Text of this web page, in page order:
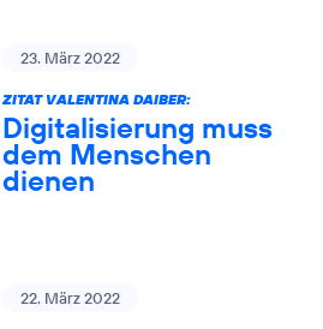
23. März 2022
ZITAT VALENTINA DAIBER:
Digitalisierung muss
dem Menschen
dienen
22. März 2022